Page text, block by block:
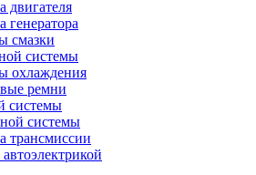
двигателя
генератора
смазки
системы
охлаждения
ремни
системы
системы
трансмиссии